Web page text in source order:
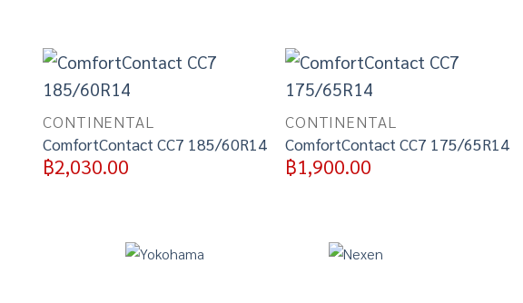
CONTINENTAL
ComfortContact CC7 185/60R14
฿2,030.00
CONTINENTAL
ComfortContact CC7 175/65R14
฿1,900.00